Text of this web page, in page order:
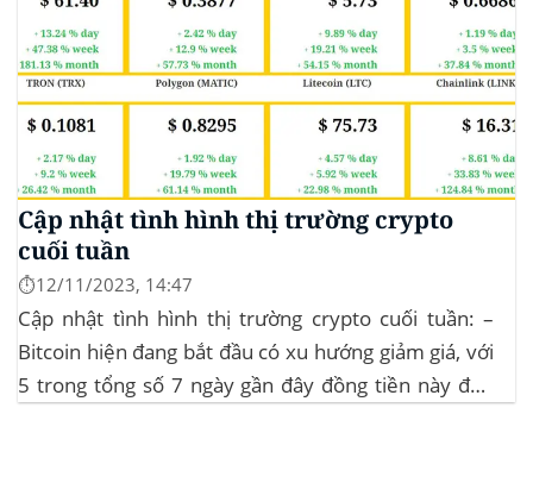
Cập nhật tình hình thị trường crypto
cuối tuần
⏱️12/11/2023, 14:47
Cập nhật tình hình thị trường crypto cuối tuần: –
Bitcoin hiện đang bắt đầu có xu hướng giảm giá, với
5 trong tổng số 7 ngày gần đây đồng tiền này đều